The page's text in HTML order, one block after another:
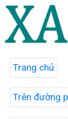
Trang chủ
Trên đường